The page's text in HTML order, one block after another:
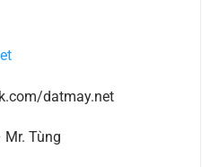
datmay.net
Tùng